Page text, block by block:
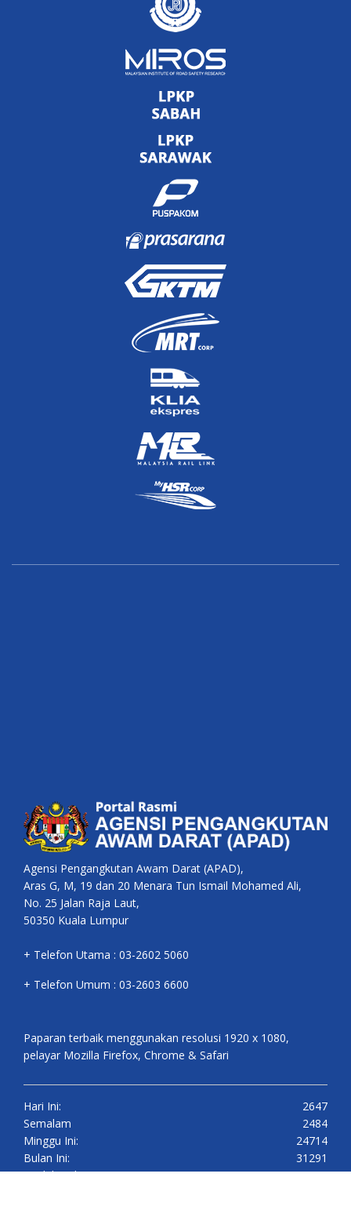
Agensi Pengangkutan Awam Darat (APAD),
Aras G, M, 19 dan 20 Menara Tun Ismail Mohamed Ali,
No. 25 Jalan Raja Laut,
50350 Kuala Lumpur
+ Telefon Utama : 03-2602 5060
+ Telefon Umum : 03-2603 6600
Paparan terbaik menggunakan resolusi 1920 x 1080,
pelayar Mozilla Firefox, Chrome & Safari
Hari Ini:
2647
Semalam
2484
Minggu Ini:
24714
Bulan Ini:
31291
Jumlah Pelawat:
3229603